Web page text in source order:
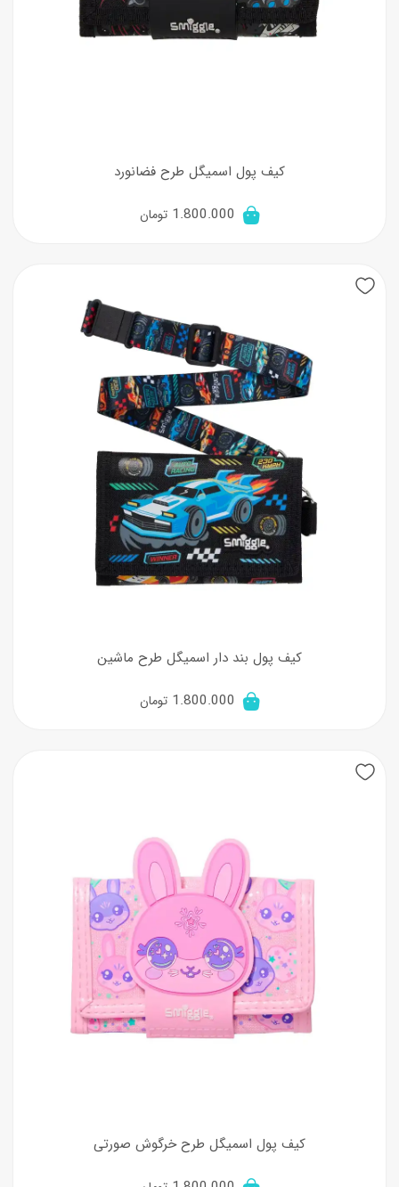
کیف پول اسمیگل طرح فضانورد
1.800.000 تومان
کیف پول بند دار اسمیگل طرح ماشین
1.800.000 تومان
کیف پول اسمیگل طرح خرگوش صورتی